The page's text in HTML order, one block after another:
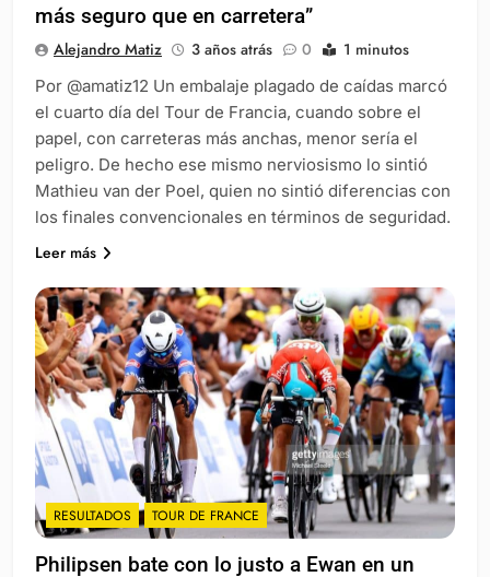
más seguro que en carretera”
Alejandro Matiz 3 años atrás 0 1 minutos
Por @amatiz12 Un embalaje plagado de caídas marcó
el cuarto día del Tour de Francia, cuando sobre el
papel, con carreteras más anchas, menor sería el
peligro. De hecho ese mismo nerviosismo lo sintió
Mathieu van der Poel, quien no sintió diferencias con
los finales convencionales en términos de seguridad.
Leer más
RESULTADOS TOUR DE FRANCE
Philipsen bate con lo justo a Ewan en un